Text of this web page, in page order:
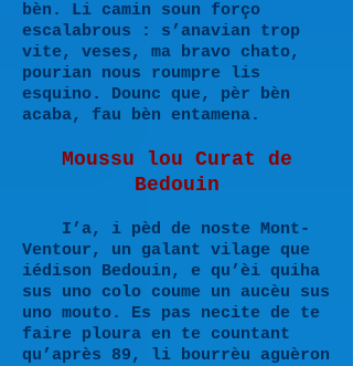
bèn. Li camin soun forço
escalabrous : s’anavian trop
vite, veses, ma bravo chato,
pourian nous roumpre lis
esquino. Dounc que, pèr bèn
acaba, fau bèn entamena.
Moussu lou Curat de
Bedouin
I’a, i pèd de noste Mont-
Ventour, un galant vilage que
iédison Bedouin, e qu’èi quiha
sus uno colo coume un aucèu sus
uno mouto. Es pas necite de te
faire ploura en te countant
qu’après 89, li bourrèu aguèron